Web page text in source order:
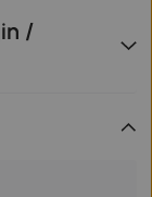
/